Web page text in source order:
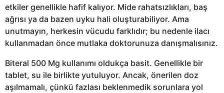
etkiler genellikle hafif kalıyor. Mide rahatsızlıkları, baş
ağrısı ya da bazen uyku hali oluşturabiliyor. Ama
unutmayın, herkesin vücudu farklıdır; bu nedenle ilacı
kullanmadan önce mutlaka doktorunuza danışmalısınız.
Biteral 500 Mg kullanımı oldukça basit. Genellikle bir
tablet, su ile birlikte yutuluyor. Ancak, önerilen doz
aşılmamalı, çünkü fazlası beklenmedik sorunlara yol